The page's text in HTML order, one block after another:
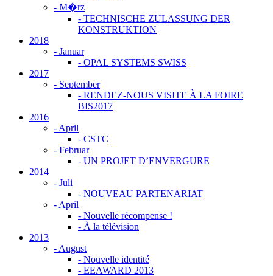
- M�rz
- TECHNISCHE ZULASSUNG DER
KONSTRUKTION
2018
- Januar
- OPAL SYSTEMS SWISS
2017
- September
- RENDEZ-NOUS VISITE À LA FOIRE
BIS2017
2016
- April
- CSTC
- Februar
- UN PROJET D’ENVERGURE
2014
- Juli
- NOUVEAU PARTENARIAT
- April
- Nouvelle récompense !
- À la télévision
2013
- August
- Nouvelle identité
- EEAWARD 2013